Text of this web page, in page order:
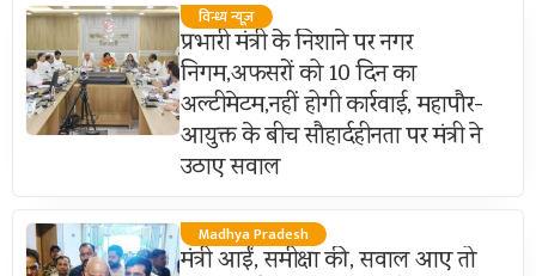
विन्ध्य न्यूज़
प्रभारी मंत्री के निशाने पर नगर
निगम,अफसरों को 10 दिन का
अल्टीमेटम,नहीं होगी कार्रवाई, महापौर-
आयुक्त के बीच सौहार्दहीनता पर मंत्री ने
उठाए सवाल
Madhya Pradesh
मंत्री आईं, समीक्षा की, सवाल आए तो